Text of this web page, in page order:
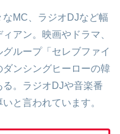
MC、ラジオDJなど幅
アン。映画やドラマ、
ループ「セレブファイ
ンシングヒーローの韓
。ラジオDJや音楽番
と言われています。